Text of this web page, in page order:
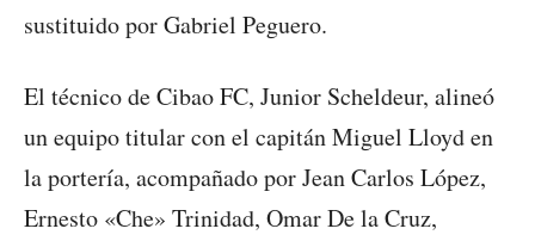
sustituido por Gabriel Peguero.
El técnico de Cibao FC, Junior Scheldeur, alineó
un equipo titular con el capitán Miguel Lloyd en
la portería, acompañado por Jean Carlos López,
Ernesto «Che» Trinidad, Omar De la Cruz,